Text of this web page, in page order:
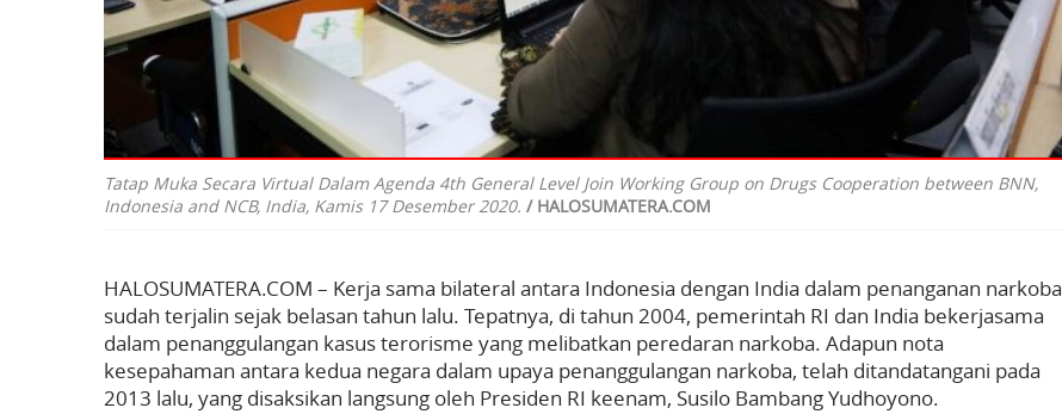
Tatap Muka Secara Virtual Dalam Agenda 4th General Level Join Working Group on Drugs Cooperation between BNN,
Indonesia and NCB, India, Kamis 17 Desember 2020. / HALOSUMATERA.COM
HALOSUMATERA.COM – Kerja sama bilateral antara Indonesia dengan India dalam penanganan narkoba
sudah terjalin sejak belasan tahun lalu. Tepatnya, di tahun 2004, pemerintah RI dan India bekerjasama
dalam penanggulangan kasus terorisme yang melibatkan peredaran narkoba. Adapun nota
kesepahaman antara kedua negara dalam upaya penanggulangan narkoba, telah ditandatangani pada
2013 lalu, yang disaksikan langsung oleh Presiden RI keenam, Susilo Bambang Yudhoyono.